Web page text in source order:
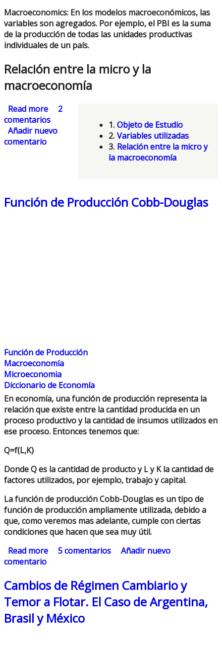
Macroeconomics: En los modelos macroeconómicos, las
variables son agregados. Por ejemplo, el PBI es la suma
de la producción de todas las unidades productivas
individuales de un país.
Relación entre la micro y la
macroeconomía
1. Objeto de Estudio
2. Variables utilizadas
3. Relación entre la micro y
la macroeconomía
Read more about Macroeconomía y Microeconomía
2
comentarios
Añadir nuevo
comentario
Función de Producción Cobb-Douglas
Función de Producción
Macroeconomía
Microeconomia
Diccionario de Economía
En economía, una función de producción representa la
relación que existe entre la cantidad producida en un
proceso productivo y la cantidad de insumos utilizados en
ese proceso. Entonces tenemos que:
Q=f(L,K)
Donde Q es la cantidad de producto y L y K la cantidad de
factores utilizados, por ejemplo, trabajo y capital.
La función de producción Cobb-Douglas es un tipo de
función de producción ampliamente utilizada, debido a
que, como veremos mas adelante, cumple con ciertas
condiciones que hacen que sea muy útil.
Read more about Función de Producción Cobb-Douglas
5 comentarios
Añadir nuevo
comentario
Cambios de Régimen Cambiario y
Temor a Flotar. El Caso de Argentina,
Brasil y México